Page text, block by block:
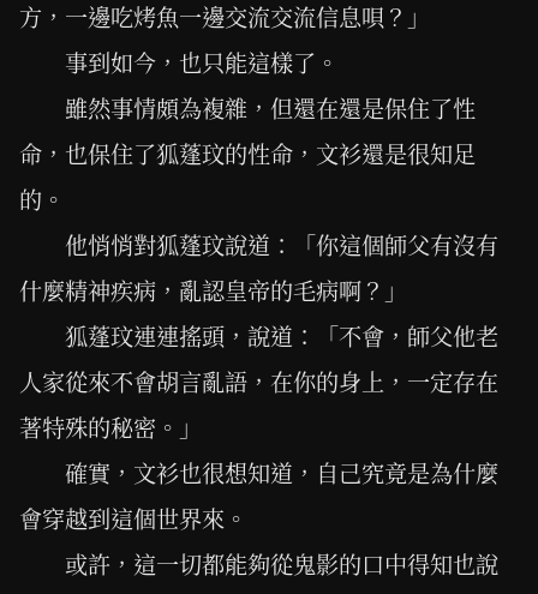
方，一邊吃烤魚一邊交流交流信息唄？」
事到如今，也只能這樣了。
雖然事情頗為複雜，但還在還是保住了性
命，也保住了狐蓬玟的性命，文衫還是很知足
的。
他悄悄對狐蓬玟說道：「你這個師父有沒有
什麼精神疾病，亂認皇帝的毛病啊？」
狐蓬玟連連搖頭，說道：「不會，師父他老
人家從來不會胡言亂語，在你的身上，一定存在
著特殊的秘密。」
確實，文衫也很想知道，自己究竟是為什麼
會穿越到這個世界來。
或許，這一切都能夠從鬼影的口中得知也說